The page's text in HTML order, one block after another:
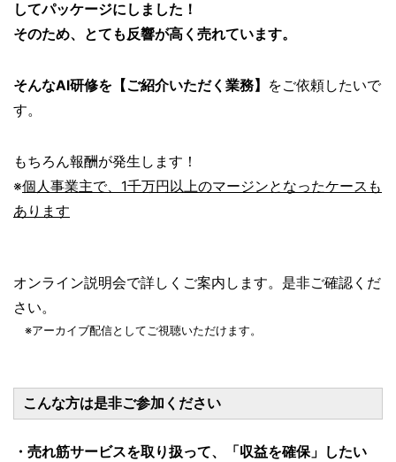
してパッケージにしました！
そのため、とても反響が高く売れています。
そんなAI研修を【ご紹介いただく業務】
をご依頼したいで
す。
もちろん報酬が発生します！
※個人事業主で、1千万円以上のマージンとなったケースも
あります
オンライン説明会で詳しくご案内します。是非ご確認くだ
さい。
※アーカイブ配信としてご視聴いただけます。
こんな方は是非ご参加ください
・ 売れ筋サービスを取り扱って、「収益を確保」
したい